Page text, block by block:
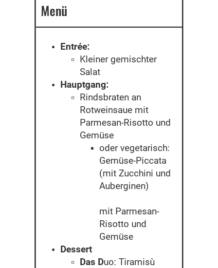
Menü
Entrée:
Kleiner gemischter
Salat
Hauptgang:
Rindsbraten an
Rotweinsaue mit
Parmesan-Risotto und
Gemüse
oder vegetarisch:
Gemüse-Piccata
(mit Zucchini und
Auberginen)
mit Parmesan-
Risotto und
Gemüse
Dessert
Das Duo: Tiramisù